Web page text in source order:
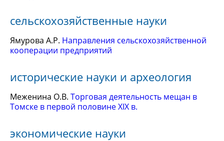
сельскохозяйственные науки
Ямурова А.Р. Направления сельскохозяйственной
кооперации предприятий
исторические науки и археология
Меженина О.В. Торговая деятельность мещан в
Томске в первой половине XIX в.
экономические науки